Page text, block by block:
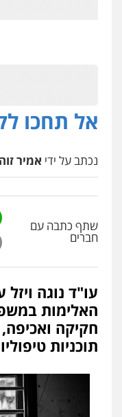
אל תחכו
נכתב על ידי אמיר
שתף כתבה עם
חברים
עו"ד נוגה
האלימות
חקיקה
תוכניות